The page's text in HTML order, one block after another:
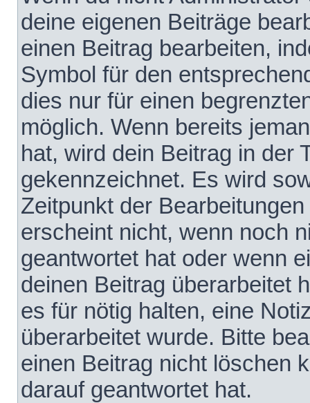
deine eigenen Beiträge
einen Beitrag bearbeiten,
Symbol für den
dies nur für einen
möglich. Wenn bereits
hat, wird dein Beitrag in der
gekennzeichnet. Es wird
Zeitpunkt der
erscheint nicht, wenn noch
geantwortet hat oder wenn
deinen Beitrag überarbeitet
es für nötig halten, eine
überarbeitet wurde. Bitte
einen Beitrag nicht löschen
darauf geantwortet hat.